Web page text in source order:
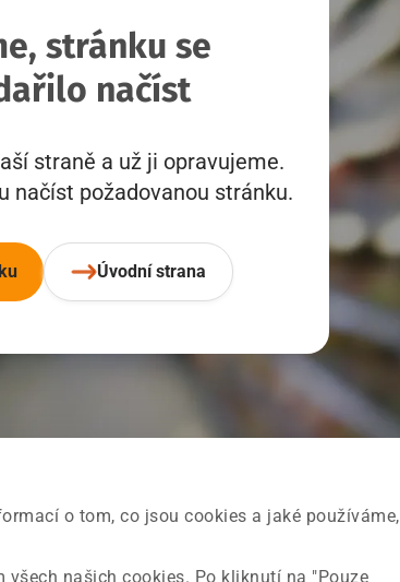
o tom, co jsou cookies a jaké používáme,
našich cookies. Po kliknutí na "Pouze
stránku se
načíst
straně a už ji opravujeme.
načíst požadovanou stránku.
Úvodní strana